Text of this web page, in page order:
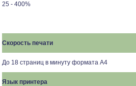
25 - 400%
Скорость печати
До 18 страниц в минуту формата А4
Язык принтера